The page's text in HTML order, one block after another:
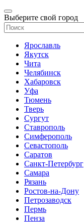
Выберите свой город
Ярославль
Якутск
Чита
Челябинск
Хабаровск
Уфа
Тюмень
Тверь
Сургут
Ставрополь
Симферополь
Севастополь
Саратов
Санкт-Петербург
Самара
Рязань
Ростов-на-Дону
Петрозаводск
Пермь
Пенза